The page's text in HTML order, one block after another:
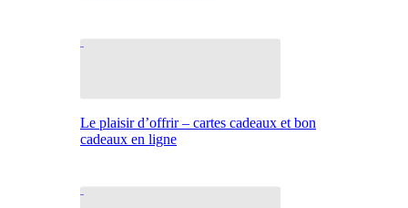
Le plaisir d’offrir – cartes cadeaux et bon
cadeaux en ligne